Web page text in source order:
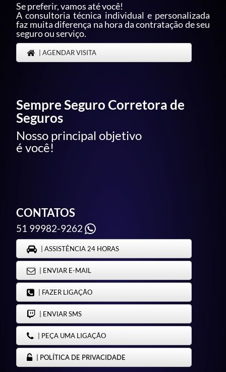
Se preferir, vamos até você!
A consultoria técnica individual e personalizada
faz muita diferença na hora da contratação de seu
seguro ou serviço.
| AGENDAR VISITA
Sempre Seguro Corretora de
Seguros
Nosso principal objetivo
é você!
CONTATOS
51 99982-9262
| ASSISTÊNCIA 24 HORAS
| ENVIAR E-MAIL
| FAZER LIGAÇÃO
| ENVIAR SMS
| PEÇA UMA LIGAÇÃO
| POLÍTICA DE PRIVACIDADE